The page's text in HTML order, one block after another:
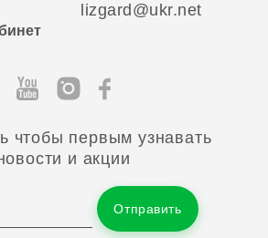
lizgard@ukr.net
чтобы первым узнавать
и акции
Отправить